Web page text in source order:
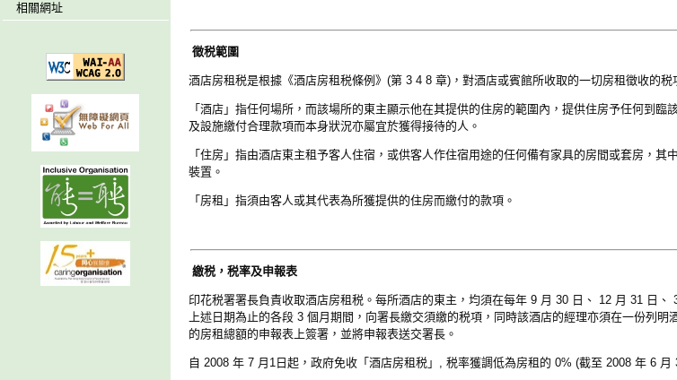
相關網址
徵税範圍
酒店房租税是根據《酒店房租税條例》(第 3 4 8 章)，對酒店或賓館所收取的一切房租徵收的税
「酒店」指任何場所，而該場所的東主顯示他在其提供的住房的範圍內，提供住房予任何到臨
及設施繳付合理款項而本身狀況亦屬宜於獲得接待的人。
「住房」指由酒店東主租予客人住宿，或供客人作住宿用途的任何備有家具的房間或套房，其
裝置。
「房租」指須由客人或其代表為所獲提供的住房而繳付的款項。
繳税，税率及申報表
印花税署署長負責收取酒店房租税。每所酒店的東主，均須在每年 9 月 30 日、 12 月 31 日
上述日期為止的各段 3 個月期間，向署長繳交須繳的税項，同時該酒店的經理亦須在一份列
的房租總額的申報表上簽署，並將申報表送交署長。
自 2008 年 7 月1日起，政府免收「酒店房租税」, 税率獲調低為房租的 0% (截至 2008 年 6 月